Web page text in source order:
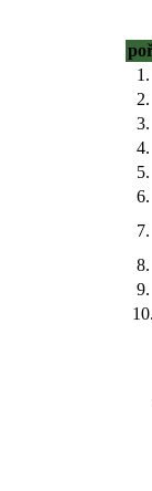
1.
2.
3.
4.
5.
6.
7.
8.
9.
10.